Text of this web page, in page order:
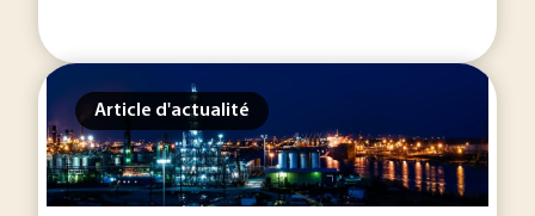
Article d'actualité